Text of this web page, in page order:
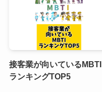
接客業が向いているMBTI
ランキングTOP5